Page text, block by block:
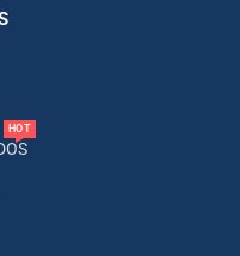
HOT